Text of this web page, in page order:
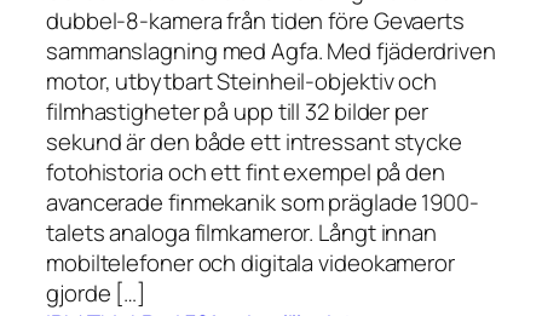
dubbel-8-kamera från tiden före Gevaerts
sammanslagning med Agfa. Med fjäderdriven
motor, utbytbart Steinheil-objektiv och
filmhastigheter på upp till 32 bilder per
sekund är den både ett intressant stycke
fotohistoria och ett fint exempel på den
avancerade finmekanik som präglade 1900-
talets analoga filmkameror. Långt innan
mobiltelefoner och digitala videokameror
gjorde […]